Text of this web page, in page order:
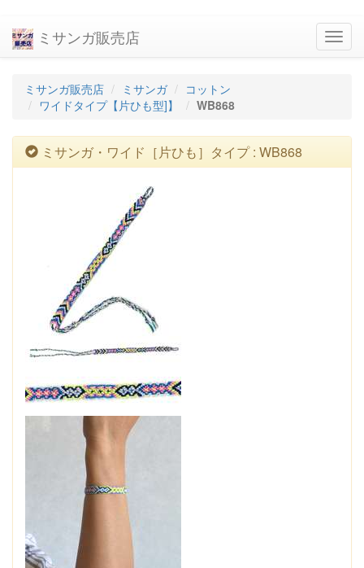
ミサンガ販売店
ミサンガ販売店 ミサンガ
コットン
ワイドタイプ【片ひも型]】
WB868
ミサンガ・ワイド［片ひも］タイプ : WB868